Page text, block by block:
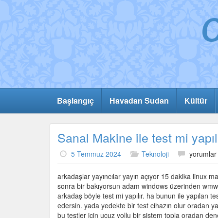
Başlangıç Havadan Sudan Kültür
Sanal Makine ile test mi
5 Temmuz 2024 Teknoloji
Sanal
ile
test
mi
yapılır?
için
yorumlar
arkadaşlar yayıncılar yayın açıyor 15 dakika linux
sonra bir bakıyorsun adam windows üzerinden
arkadaş böyle test mi yapılır. ha bunun ile yapılan
edersin. yada yedekte bir test cihazın olur oradan
bu testler için ucuz yollu bir sistem topla oradan